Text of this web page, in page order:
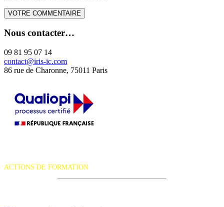
Nous contacter…
09 81 95 07 14
contact@iris-ic.com
86 rue de Charonne, 75011 Paris
ACTIONS DE FORMATION